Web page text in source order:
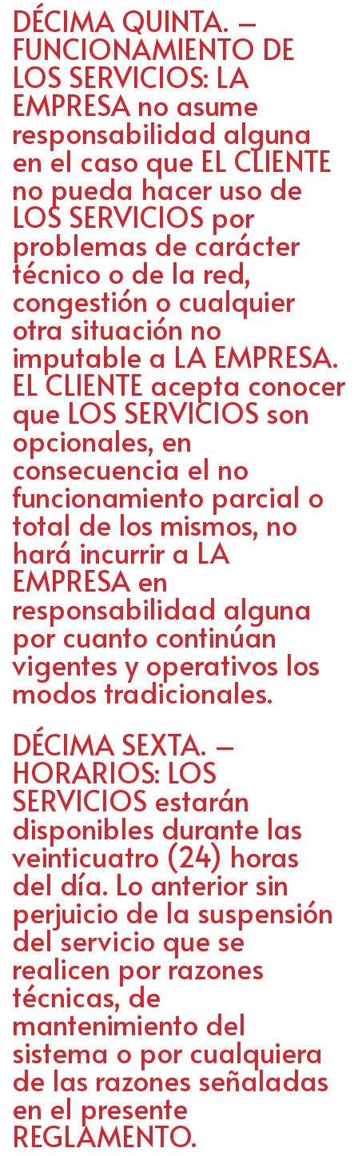
DÉCIMA QUINTA. –
FUNCIONAMIENTO DE
LOS SERVICIOS: LA
EMPRESA no asume
responsabilidad alguna
en el caso que EL CLIENTE
no pueda hacer uso de
LOS SERVICIOS por
problemas de carácter
técnico o de la red,
congestión o cualquier
otra situación no
imputable a LA EMPRESA.
EL CLIENTE acepta conocer
que LOS SERVICIOS son
opcionales, en
consecuencia el no
funcionamiento parcial o
total de los mismos, no
hará incurrir a LA
EMPRESA en
responsabilidad alguna
por cuanto continúan
vigentes y operativos los
modos tradicionales.
DÉCIMA SEXTA. –
HORARIOS: LOS
SERVICIOS estarán
disponibles durante las
veinticuatro (24) horas
del día. Lo anterior sin
perjuicio de la suspensión
del servicio que se
realicen por razones
técnicas, de
mantenimiento del
sistema o por cualquiera
de las razones señaladas
en el presente
REGLAMENTO.